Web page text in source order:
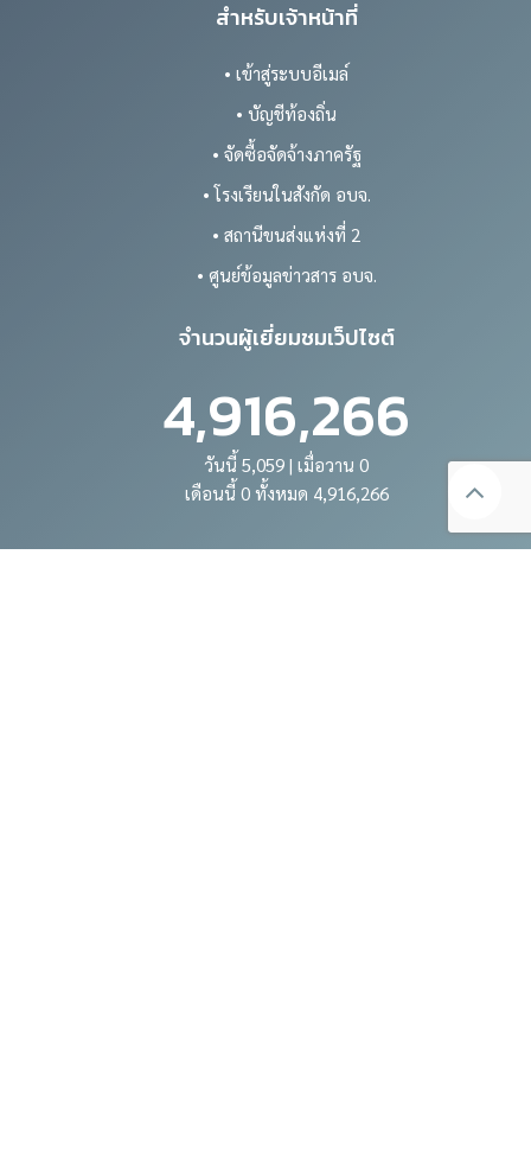
สำหรับเจ้าหน้าที่
• เข้าสู่ระบบอีเมล์
• บัญชีท้องถิ่น
• จัดซื้อจัดจ้างภาครัฐ
• โรงเรียนในสังกัด อบจ.
• สถานีขนส่งแห่งที่ 2
• ศูนย์ข้อมูลข่าวสาร อบจ.
จำนวนผู้เยี่ยมชมเว็ปไซต์
4,916,266
วันนี้ 5,059 | เมื่อวาน 0
เดือนนี้ 0 ทั้งหมด 4,916,266